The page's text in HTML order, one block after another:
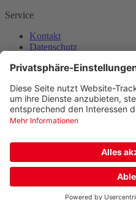
Service
Kontakt
Datenschutz
Apothekerverband Nordrhein e.V.
Tersteegenstraße 12
(0211) 43917-17
E-Mail senden